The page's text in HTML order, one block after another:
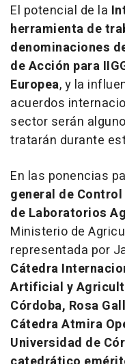
El potencial de la
herramienta de
denominaciones
de Acción para
Europea, y la
acuerdos
sector serán
tratarán durante
En las ponencias
general de
de Laboratorios
Ministerio de
representada por
Cátedra
Artificial y
Córdoba, Rosa
Cátedra Atmira
Universidad de